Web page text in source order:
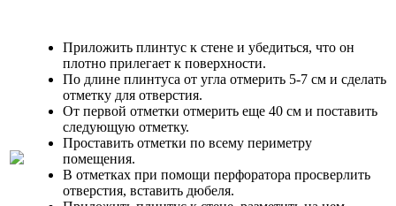
Приложить плинтус к стене и убедиться, что он
плотно прилегает к поверхности.
По длине плинтуса от угла отмерить 5-7 см и сделать
отметку для отверстия.
От первой отметки отмерить еще 40 см и поставить
следующую отметку.
Проставить отметки по всему периметру
помещения.
В отметках при помощи перфоратора просверлить
отверстия, вставить дюбеля.